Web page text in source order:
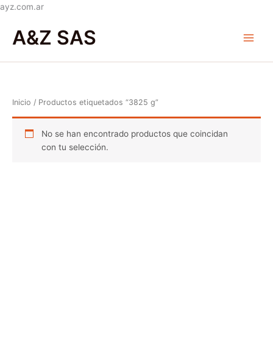
ayz.com.arIr
contenido
A&Z SAS
Menu
Inicio / Productos etiquetados “3825 g”
No se han encontrado productos que coincidan
con tu selección.